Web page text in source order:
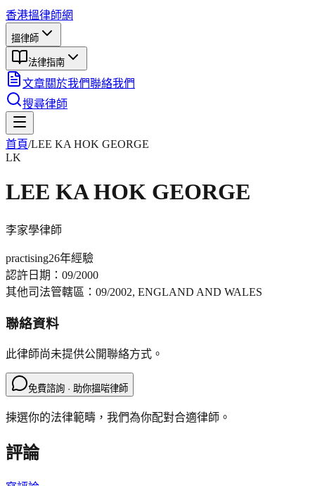
香港搵律師網
搵律師
法律指南
文章關於我們聯絡我們
搜尋律師
首頁/LEE KA HOK GEORGE
LK
LEE KA HOK GEORGE
李家學律師
practising26年經驗
認許日期： 09/2000
其他司法管轄區： 09/2002, ENGLAND AND WALES
聯絡資料
此律師尚未提供公開聯絡方式。
免費諮詢 · 助你搵啱律師
揀選你的法律範疇，我們為你配對合適律師。
評論